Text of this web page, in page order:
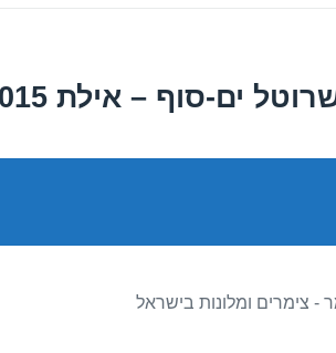
ים-סוף – אילת 04/12/2015
- צימרים ומלונות בישראל